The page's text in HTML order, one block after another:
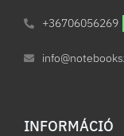
+36706056269
INFORMÁCIÓ​